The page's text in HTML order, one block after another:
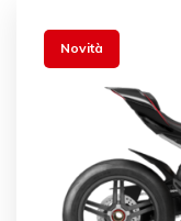
Novità